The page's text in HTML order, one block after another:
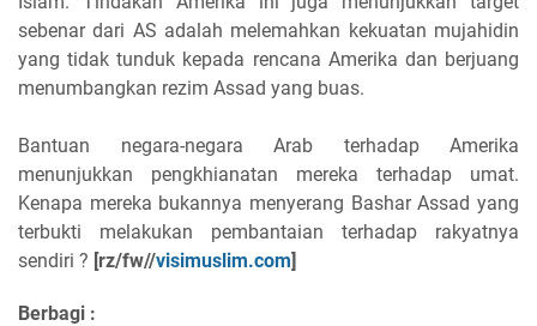
sebenar dari AS adalah melemahkan kekuatan mujahidin
yang tidak tunduk kepada rencana Amerika dan berjuang
menumbangkan rezim Assad yang buas.
Bantuan negara-negara Arab terhadap Amerika
menunjukkan pengkhianatan mereka terhadap umat.
Kenapa mereka bukannya menyerang Bashar Assad yang
terbukti melakukan pembantaian terhadap rakyatnya
sendiri ? [rz/fw//visimuslim.com]
Berbagi :